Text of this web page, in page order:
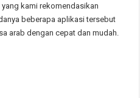
kami rekomendasikan
beberapa aplikasi tersebut
arab dengan cepat dan mudah.